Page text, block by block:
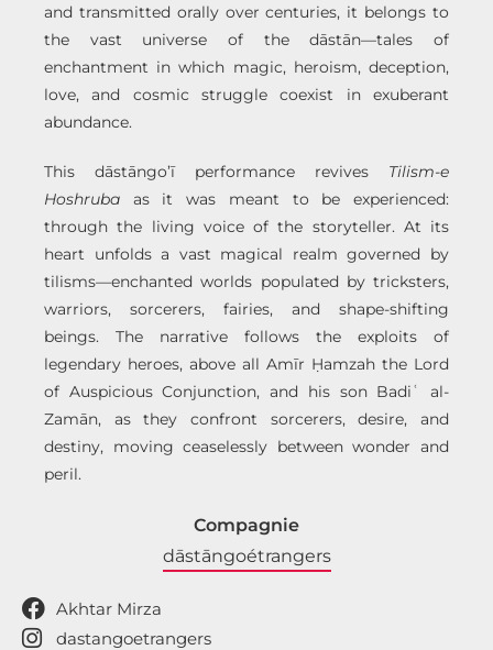
and transmitted orally over centuries, it belongs to
the vast universe of the dāstān—tales of
enchantment in which magic, heroism, deception,
love, and cosmic struggle coexist in exuberant
abundance.
This dāstāngo’ī performance revives Tilism-e
Hoshruba as it was meant to be experienced:
through the living voice of the storyteller. At its
heart unfolds a vast magical realm governed by
tilisms—enchanted worlds populated by tricksters,
warriors, sorcerers, fairies, and shape-shifting
beings. The narrative follows the exploits of
legendary heroes, above all Amīr Ḥamzah the Lord
of Auspicious Conjunction, and his son Badiʿ al-
Zamān, as they confront sorcerers, desire, and
destiny, moving ceaselessly between wonder and
peril.
Compagnie
dāstāngoétrangers
Akhtar Mirza
dastangoetrangers